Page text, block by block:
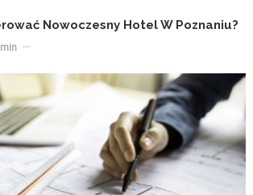
Nowoczesny Hotel W Poznaniu?